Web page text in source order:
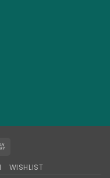
Delivery
WISHLIST